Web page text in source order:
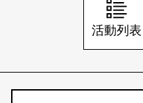
活動列表